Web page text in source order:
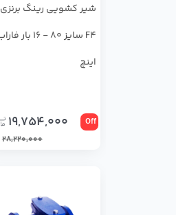
شیر کشویی رینگ برنزی
اینچ
Off
19,754,000
28,220,000